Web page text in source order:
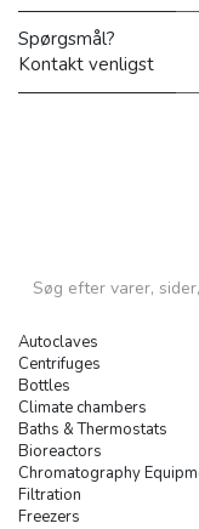
Spørgsmål?
Kontakt venligst
Autoclaves
Centrifuges
Bottles
Climate chambers
Baths & Thermostats
Bioreactors
Chromatography
Filtration
Freezers